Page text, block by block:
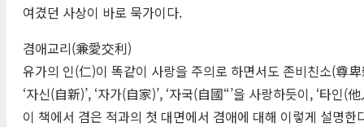
여겼던 사상이 바로 묵가이다.
겸애교리(兼愛交利)
유가의 인(仁)이 똑같이 사랑을 주의로 하면서도 존비친소(尊
‘자신(自新)’, ‘자가(自家)’, ‘자국(自國“’을 사랑하듯이, ‘타인(
이 책에서 겸은 적과의 첫 대면에서 겸애에 대해 이렇게 설명